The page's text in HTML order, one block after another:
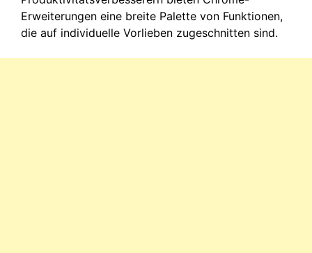
Erweiterungen eine breite Palette von Funktionen,
die auf individuelle Vorlieben zugeschnitten sind.